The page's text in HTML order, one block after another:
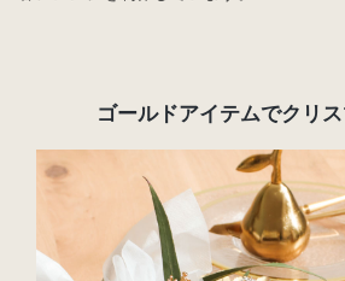
ゴールドアイテムでクリ